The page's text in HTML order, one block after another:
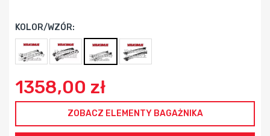
KOLOR/WZÓR:
1358,00 zł
ZOBACZ ELEMENTY BAGAŻNIKA